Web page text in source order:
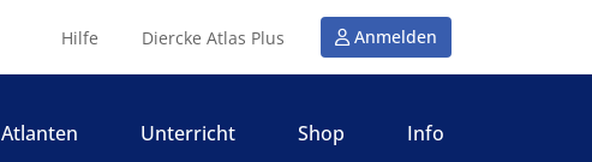
Hilfe Diercke Atlas Plus Anmelden
Atlanten Unterricht Shop Info